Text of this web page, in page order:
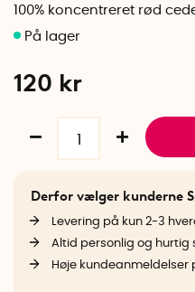
100% koncentreret rød
120 kr
Derfor vælger kunderne
Levering på kun 2-3
Altid personlig og hurtig
Høje kundeanmeldelser